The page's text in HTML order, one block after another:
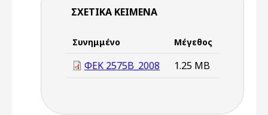
ΣΧΕΤΙΚΆ ΚΕΊΜΕΝΑ
Συνημμένο Μέγεθος
ΦΕΚ 2575Β_2008 1.25 MB